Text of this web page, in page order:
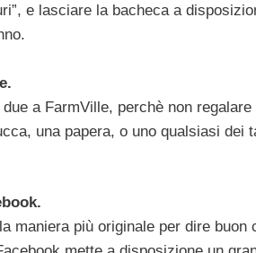
e lasciare la bacheca a
a FarmVille, perchè non
una papera, o uno qualsiasi dei
maniera più originale per dire buon